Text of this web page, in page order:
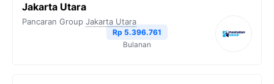
Jakarta Utara
Pancaran Group Jakarta Utara
Rp 5.396.761
Bulanan